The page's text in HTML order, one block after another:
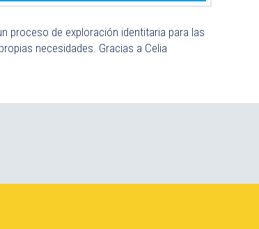
proceso de exploración identitaria para las
necesidades. Gracias a Celia